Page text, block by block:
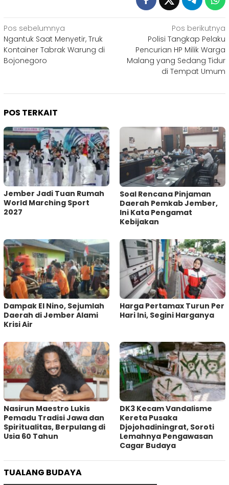
Navigasi
pos
Pos sebelumnya
Ngantuk Saat Menyetir, Truk
Kontainer Tabrak Warung di
Bojonegoro
Pos berikutnya
Polisi Tangkap Pelaku
Pencurian HP Milik Warga
Malang yang Sedang Tidur
di Tempat Umum
POS TERKAIT
Jember Jadi Tuan Rumah
World Marching Sport
2027
‎Soal Rencana Pinjaman
Daerah Pemkab Jember,
Ini Kata Pengamat
Kebijakan ‎
Dampak El Nino, Sejumlah
Daerah di Jember Alami
Krisi Air
Harga Pertamax Turun Per
Hari Ini, Segini Harganya
‎Nasirun Maestro Lukis
Pemadu Tradisi Jawa dan
Spiritualitas, Berpulang di
Usia 60 Tahun
DK3 Kecam Vandalisme
Kereta Pusaka
Djojohadiningrat, Soroti
Lemahnya Pengawasan
Cagar Budaya
TUALANG BUDAYA